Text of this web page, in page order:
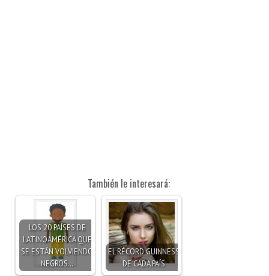
También le interesará:
LOS 20 PAÍSES DE
LATINOAMÉRICA QUE
SE ESTÁN VOLVIENDO
NEGROS…
EL RÉCORD GUINNESS
DE CADA PAÍS